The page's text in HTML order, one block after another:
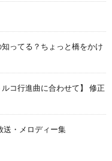
ってる？ちょっと橋をかけ
コ行進曲に合わせて】 修正
送・メロディー集